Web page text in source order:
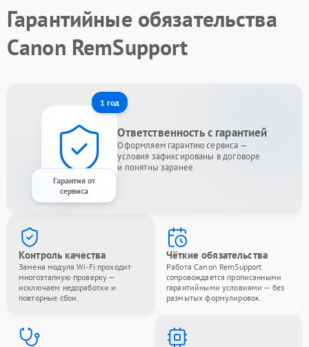
Гарантийные обязательства
Canon RemSupport
1 год
Гарантия от
сервиса
Ответственность с гарантией
Оформляем гарантию сервиса —
условия зафиксированы в договоре
и понятны заранее.
Контроль качества
Замена модуля Wi-Fi проходит
многоэтапную проверку —
исключаем недоработки и
повторные сбои.
Чёткие обязательства
Работа Canon RemSupport
сопровождается прописанными
гарантийными условиями — без
размытых формулировок.